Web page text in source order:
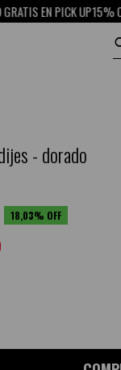
EN PICK UP15% OFF
- dorado
18,03